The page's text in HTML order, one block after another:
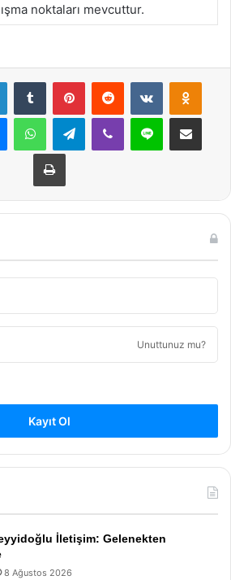
noktaları mevcuttur.
LinkedInTumblr PinterestReddit VKontakte
MessengerWhatsAppTelegramViber Line E-Posta ile
Yazdır
Unuttunuz mu?
Kayıt Ol
İletişim: Gelenekten
8 Ağustos 2026